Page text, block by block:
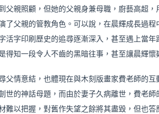
父親照顧，但她的父親身兼母職，廚藝高超
了父親的管教角色。可以說，在晨輝成長過
活字印刷歷史的追尋逐漸深入，甚至遇上當
得知一段令人不齒的黑暗往事，甚至讓晨輝懷
父情意結，也體現在與木刻版畫家費老師的
世的神話母題，而由於妻子久病離世，費老
難以把握，對舊作失望之餘將其盡毀，但也